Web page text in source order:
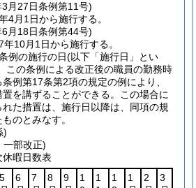
月27日条例第11号)
4月1日から施行する。
月18日条例第44号)
10月1日から施行する。
例の施行の日(以下「施行日」とい
この条例による改正後の職員の勤務時
例第17条第2項の規定の例により、
を講ずることができる。
この場合に
た措置は、施行日以降は、同項の規
のとみなす。
)
一部改正)
休暇日数表
5
6
7
8
9
1
1
1
1
2
3